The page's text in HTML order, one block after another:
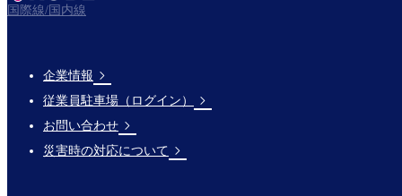
国際線/国内線
Footer
Links
企業情報
従業員駐車場（ログイン）
お問い合わせ
災害時の対応について